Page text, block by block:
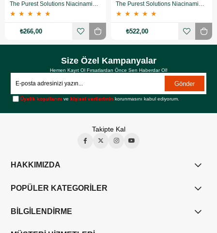
The Purest Solutions Niacinamide 5% + Zinc Pca 1% Gözenek Sıkılaştırıcı Yüz Serumu 30 ml
★ ★ ★ ★ ★
₺266,00
The Purest Solutions Niacinamide 5% + Zinc Pca 1% Gözenek Sıkılaştırıcı Yüz Serumu 30 ml 2 Adet
★ ★ ★ ★ ★
₺522,00
Size Özel Kampanyalar
Hemen Kayıt Ol Fırsatlardan Önce Sen Haberdar Ol!
Gönder
Üyelik koşullarını vekişisel verilerimin korunmasını kabul ediyorum.
Takipte Kal
HAKKIMIZDA
POPÜLER KATEGORİLER
BİLGİLENDİRME